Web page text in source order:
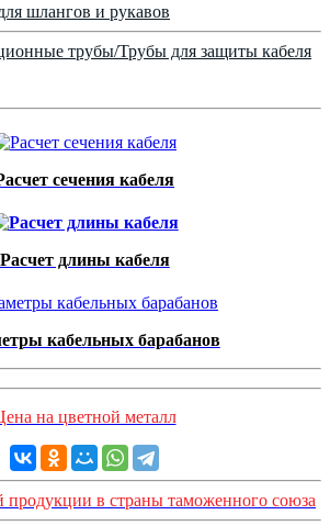
шлангов и рукавов
трубы/Трубы для защиты кабеля
сечения кабеля
Расчет длины кабеля
кабельных барабанов
на цветной металл
продукции в страны таможенного союза